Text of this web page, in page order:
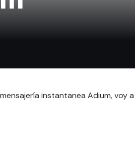
instantanea Adium, voy a